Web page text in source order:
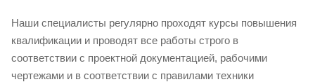
Наши специалисты регулярно проходят курсы повышения
квалификации и проводят все работы строго в
соответствии с проектной документацией, рабочими
чертежами и в соответствии с правилами техники